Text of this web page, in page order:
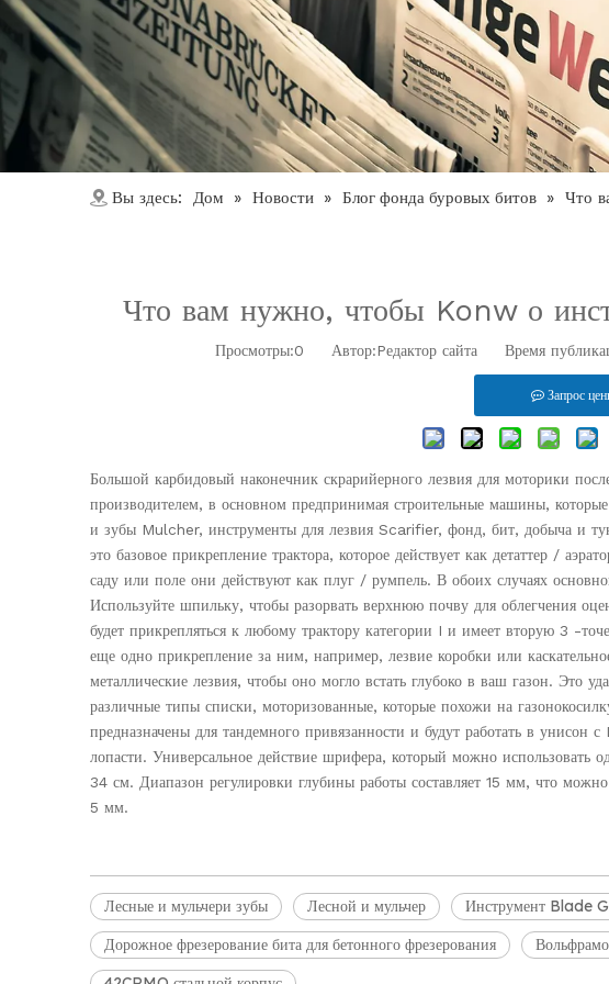
Вы здесь: Дом » Новости » Блог фонда буровых битов » Что
Что вам нужно, чтобы Konw о
Просмотры:0 Автор:Pедактор сайта Время
Запрос
Большой карбидовый наконечник скрарийерного лезвия для моторики
производителем, в основном предпринимая строительные машины,
и зубы Mulcher, инструменты для лезвия Scarifier, фонд, бит, добыча и
это базовое прикрепление трактора, которое действует как детаттер /
саду или поле они действуют как плуг / румпель. В обоих случаях
Используйте шпильку, чтобы разорвать верхнюю почву для облегчения
будет прикрепляться к любому трактору категории I и имеет вторую 3 -
еще одно прикрепление за ним, например, лезвие коробки или
металлические лезвия, чтобы оно могло встать глубоко в ваш газон. Это
различные типы списки, моторизованные, которые похожи на
предназначены для тандемного привязанности и будут работать в
лопасти. Универсальное действие шрифера, который можно использовать
34 см. Диапазон регулировки глубины работы составляет 15 мм, что
5 мм.
Лесные и мульчери зубы Лесной и мульчер Инструмент Blade
Дорожное фрезерование бита для бетонного фрезерования